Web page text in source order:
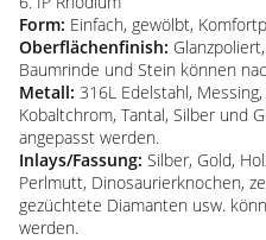
Form: Einfach, gewölbt,
Oberflächenfinish:
Baumrinde und Stein können
Metall: 316L Edelstahl,
Kobaltchrom, Tantal, Silber und
angepasst werden.
Inlays/Fassung: Silber, Gold,
Perlmutt, Dinosaurierknochen,
gezüchtete Diamanten usw.
werden.